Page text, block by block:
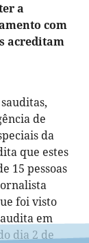
a
com
acreditam
de
da
que estes
15 pessoas
foi visto
em
dia 2 de